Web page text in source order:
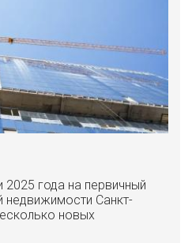
года на первичный
недвижимости Санкт-
новых